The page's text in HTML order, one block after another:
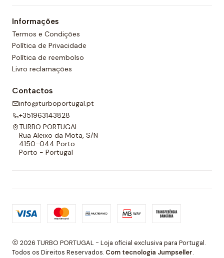
debaixo da água ou pratica desportos subaquáticos
regularmente, as nossas molas podem ajudá-lo a
passar mais tempo debaixo da água sem problemas.
Informações
Termos e Condições
Política de Privacidade
Política de reembolso
Livro reclamações
Contactos
info@turboportugal.pt
+351963143828
TURBO PORTUGAL
Rua Aleixo da Mota, S/N
4150-044 Porto
Porto - Portugal
2026 TURBO PORTUGAL - Loja oficial exclusiva para Portugal.
Todos os Direitos Reservados. Com tecnologia Jumpseller.